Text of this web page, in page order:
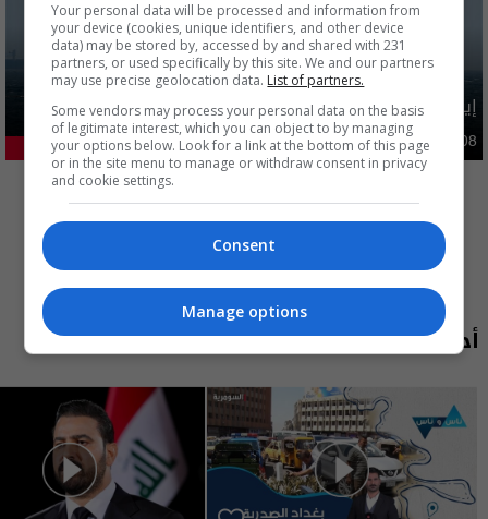
إيران تطرح 6 شروط مقابل فتح هرمز بينها تتعلق بالعراق
دوليات 23.79% 09:47 | 2026-08-08
المزيد
أحدث الحلقات
Your personal data will be processed and information from
your device (cookies, unique identifiers, and other device
data) may be stored by, accessed by and shared with 231
partners, or used specifically by this site. We and our partners
may use precise geolocation data. List of partners.
Some vendors may process your personal data on the basis
of legitimate interest, which you can object to by managing
your options below. Look for a link at the bottom of this page
or in the site menu to manage or withdraw consent in privacy
and cookie settings.
Consent
Manage options